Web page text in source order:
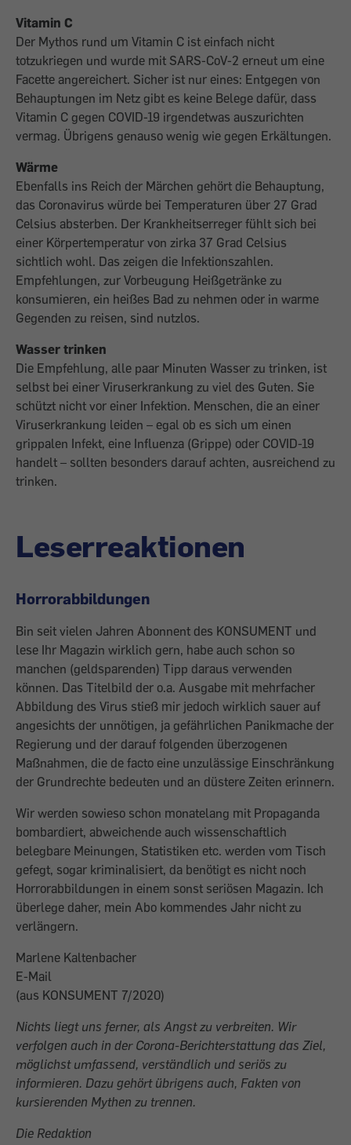
Vitamin C
Der Mythos rund um Vitamin C ist einfach nicht
totzukriegen und wurde mit SARS-CoV-2 erneut um eine
Facette angereichert. Sicher ist nur eines: Entgegen von
Behauptungen im Netz gibt es keine Belege dafür, dass
Vitamin C gegen COVID-19 irgendetwas auszurichten
vermag. Übrigens genauso wenig wie gegen Erkältungen.
Wärme
Ebenfalls ins Reich der Märchen gehört die Behauptung,
das Coronavirus würde bei Temperaturen über 27 Grad
Celsius absterben. Der Krankheitserreger fühlt sich bei
einer Körpertemperatur von zirka 37 Grad Celsius
sichtlich wohl. Das zeigen die Infektionszahlen.
Empfehlungen, zur Vorbeugung Heißgetränke zu
konsumieren, ein heißes Bad zu nehmen oder in warme
Gegenden zu reisen, sind nutzlos.
Wasser trinken
Die Empfehlung, alle paar Minuten Wasser zu trinken, ist
selbst bei einer Viruserkrankung zu viel des Guten. Sie
schützt nicht vor einer Infektion. Menschen, die an einer
Viruserkrankung leiden – egal ob es sich um einen
grippalen Infekt, eine Influenza (Grippe) oder COVID-19
handelt – sollten besonders darauf achten, ausreichend zu
trinken.
Leserreaktionen
Horrorabbildungen
Bin seit vielen Jahren Abonnent des KONSUMENT und
lese Ihr Magazin wirklich gern, habe auch schon so
manchen (geldsparenden) Tipp daraus verwenden
können. Das Titelbild der o.a. Ausgabe mit mehrfacher
Abbildung des Virus stieß mir jedoch wirklich sauer auf
angesichts der unnötigen, ja gefährlichen Panikmache der
Regierung und der darauf folgenden überzogenen
Maßnahmen, die de facto eine unzulässige Einschränkung
der Grundrechte bedeuten und an düstere Zeiten erinnern.
Wir werden sowieso schon monatelang mit Propaganda
bombardiert, abweichende auch wissenschaftlich
belegbare Meinungen, Statistiken etc. werden vom Tisch
gefegt, sogar kriminalisiert, da benötigt es nicht noch
Horrorabbildungen in einem sonst seriösen Magazin. Ich
überlege daher, mein Abo kommendes Jahr nicht zu
verlängern.
Marlene Kaltenbacher
E-Mail
(aus KONSUMENT 7/2020)
Nichts liegt uns ferner, als Angst zu verbreiten. Wir
verfolgen auch in der Corona-Berichterstattung das Ziel,
möglichst umfassend, verständlich und seriös zu
informieren. Dazu gehört übrigens auch, Fakten von
kursierenden Mythen zu trennen.
Die Redaktion